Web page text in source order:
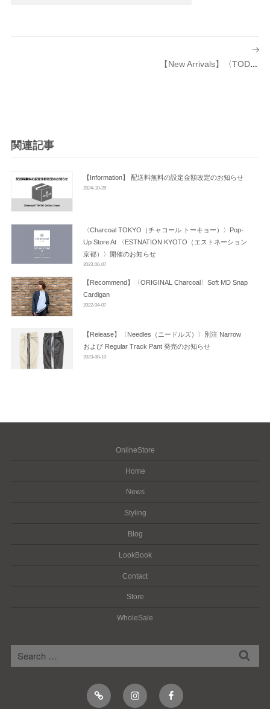
シ
ン
【New Arrivals】〈TODAY Edition（トゥデイ エディション）〉別注 Pocket T L/S
関連記事
【Information】 配送料無料の設定金額改定のお知らせ
2024-10-28
〈Charcoal TOKYO（チャコール トーキョー）〉Pop-
Up Store At 〈ESTNATION KYOTO（エストネーション
京都）〉開催のお知らせ
2023-06-07
【Recommend】〈ORIGINAL Charcoal〉Soft MD Snap
Cardigan
2022-04-07
【Release】〈Needles（ニードルズ）〉別注 Narrow
および Regular Track Pant 発売のお知らせ
2023-08-10
OnlineStore
Home
News
Styling
Blog
LookBook
Contact
Store
WholeSale
Online
Shop
InstagramFacebook